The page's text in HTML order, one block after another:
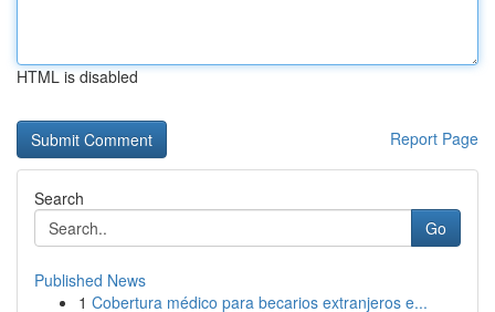
HTML is disabled
Report Page
Search
Go
Published News
1 Cobertura médico para becarios extranjeros e...